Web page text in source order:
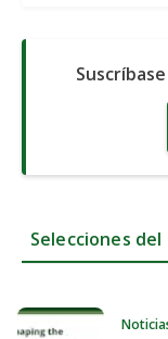
Selecciones